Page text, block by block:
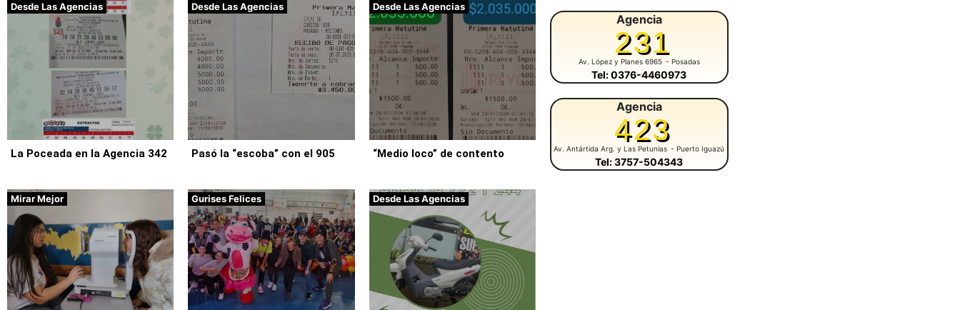
Desde Las Agencias
La Poceada en la Agencia 342
Desde Las Agencias
Pasó la “escoba” con el 905
Desde Las Agencias
“Medio loco” de contento
Mirar Mejor Gurises Felices Desde Las Agencias
Agencia
231
Av. López y Planes 6965 - Posadas
Tel: 0376-4460973
Agencia
423
Av. Antártida Arg. y Las Petunias - Puerto Iguazú
Tel: 3757-504343